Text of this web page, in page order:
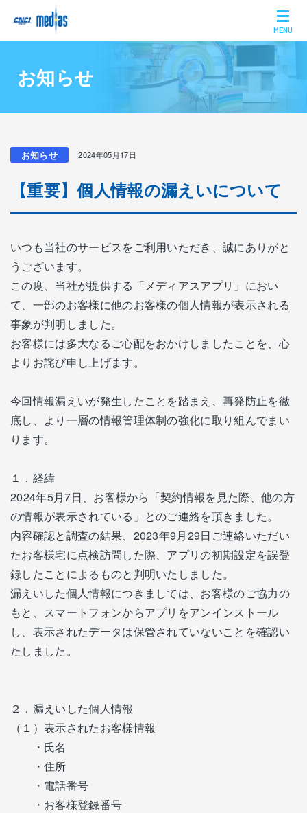
MENU
お知らせ
お知らせ 2024年05月17日
【重要】個人情報の漏えいについて
いつも当社のサービスをご利用いただき、誠にありがと
うございます。
この度、当社が提供する「メディアスアプリ」におい
て、一部のお客様に他のお客様の個人情報が表示される
事象が判明しました。
お客様には多大なるご心配をおかけしましたことを、心
よりお詫び申し上げます。
今回情報漏えいが発生したことを踏まえ、再発防止を徹
底し、より一層の情報管理体制の強化に取り組んでまい
ります。
１．経緯
2024年5月7日、お客様から「契約情報を見た際、他の方
の情報が表示されている」とのご連絡を頂きました。
内容確認と調査の結果、2023年9月29日ご連絡いただい
たお客様宅に点検訪問した際、アプリの初期設定を誤登
録したことによるものと判明いたしました。
漏えいした個人情報につきましては、お客様のご協力の
もと、スマートフォンからアプリをアンインストール
し、表示されたデータは保管されていないことを確認い
たしました。
２．漏えいした個人情報
（１）表示されたお客様情報
・氏名
・住所
・電話番号
・お客様登録番号